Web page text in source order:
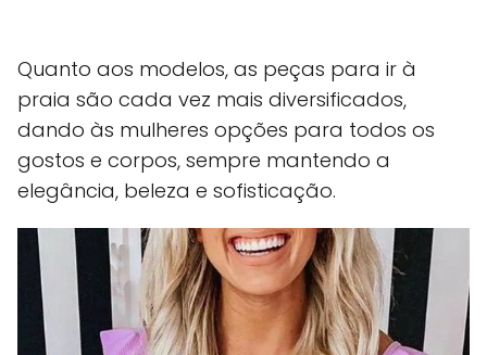
Quanto aos modelos, as peças para ir à
praia são cada vez mais diversificados,
dando às mulheres opções para todos os
gostos e corpos, sempre mantendo a
elegância, beleza e sofisticação.